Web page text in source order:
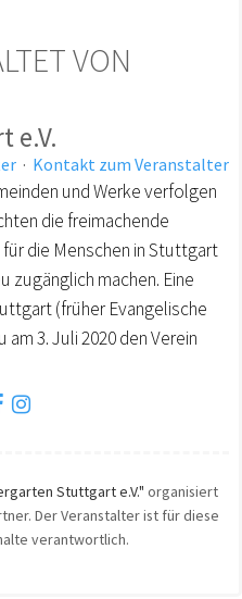
VON
e.V.
· Kontakt zum Veranstalter
und Werke verfolgen
die freimachende
die Menschen in Stuttgart
zugänglich machen. Eine
(früher Evangelische
3. Juli 2020 den Verein
Stuttgart e.V." organisiert
Der Veranstalter ist für diese
verantwortlich.